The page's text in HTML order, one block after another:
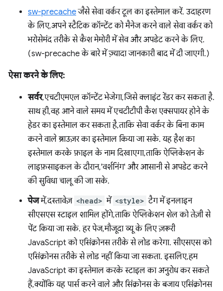
sw-precacheजैसे सेवा वर्कर टूल का इस्तेमाल करें. उदाहरण
के लिए, अपने स्टैटिक कॉन्टेंट को मैनेज करने वाले सेवा वर्कर को
भरोसेमंद तरीके से कैश मेमोरी में सेव और अपडेट करने के लिए.
(sw-precache के बारे में ज़्यादा जानकारी बाद में दी जाएगी.)
ऐसा करने के लिए:
सर्वर, एचटीएमएल कॉन्टेंट भेजेगा, जिसे क्लाइंट रेंडर कर सकता है.
साथ ही, वह आने वाले समय में एचटीटीपी कैश एक्सपायर होने के
हेडर का इस्तेमाल कर सकता है, ताकि सेवा वर्कर के बिना काम
करने वाले ब्राउज़र का इस्तेमाल किया जा सके. यह हैश का
इस्तेमाल करके फ़ाइल के नाम दिखाएगा, ताकि ऐप्लिकेशन के
लाइफ़साइकल के दौरान, 'वर्शनिंग' और आसानी से अपडेट करने
की सुविधा चालू की जा सके.
पेजमें, दस्तावेज़ <head> में <style> टैग में इनलाइन
सीएसएस स्टाइल शामिल होंगे, ताकि ऐप्लिकेशन शेल को तेज़ी से
पेंट किया जा सके. हर पेज, मौजूदा व्यू के लिए ज़रूरी
JavaScript को एसिंक्रोनस तरीके से लोड करेगा. सीएसएस को
एसिंक्रोनस तरीके से लोड नहीं किया जा सकता. इसलिए, हम
JavaScript का इस्तेमाल करके स्टाइल का अनुरोध कर सकते
हैं, क्योंकि यह पार्स करने वाले और सिंक्रोनस के बजाय एसिंक्रोनस